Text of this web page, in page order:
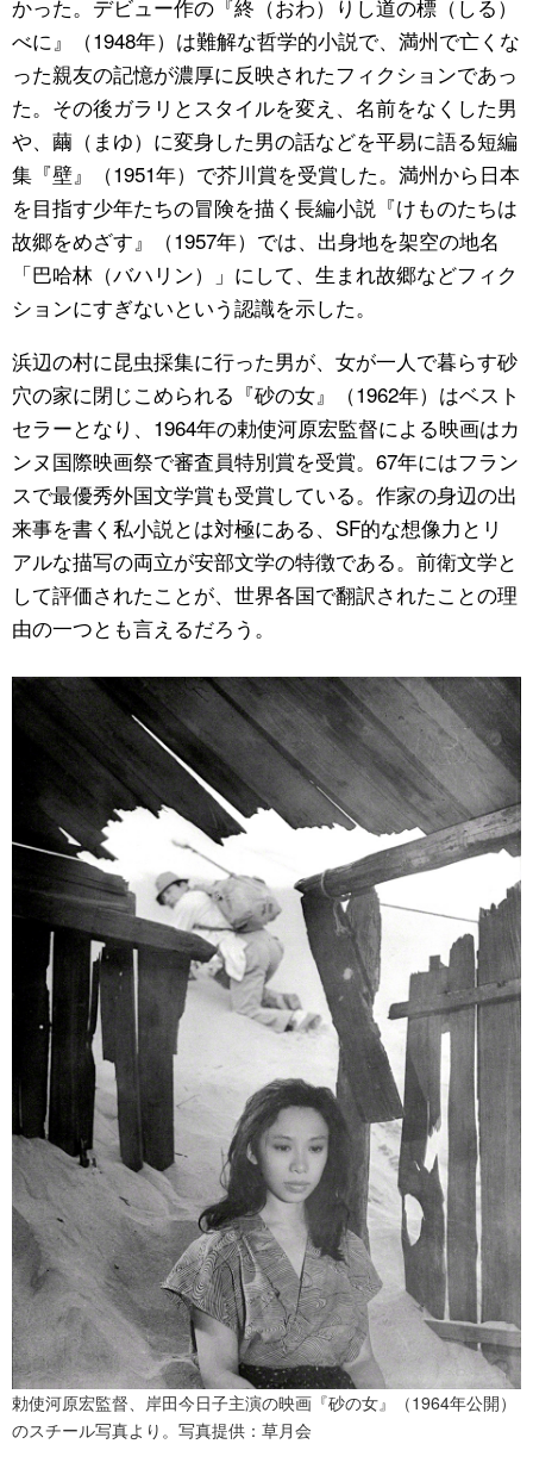
かった。デビュー作の『終（おわ）りし道の標（しる）
べに』（1948年）は難解な哲学的小説で、満州で亡くな
った親友の記憶が濃厚に反映されたフィクションであっ
た。その後ガラリとスタイルを変え、名前をなくした男
や、繭（まゆ）に変身した男の話などを平易に語る短編
集『壁』（1951年）で芥川賞を受賞した。満州から日本
を目指す少年たちの冒険を描く長編小説『けものたちは
故郷をめざす』（1957年）では、出身地を架空の地名
「巴哈林（バハリン）」にして、生まれ故郷などフィク
ションにすぎないという認識を示した。
浜辺の村に昆虫採集に行った男が、女が一人で暮らす砂
穴の家に閉じこめられる『砂の女』（1962年）はベスト
セラーとなり、1964年の勅使河原宏監督による映画はカ
ンヌ国際映画祭で審査員特別賞を受賞。67年にはフラン
スで最優秀外国文学賞も受賞している。作家の身辺の出
来事を書く私小説とは対極にある、SF的な想像力とリ
アルな描写の両立が安部文学の特徴である。前衛文学と
して評価されたことが、世界各国で翻訳されたことの理
由の一つとも言えるだろう。
勅使河原宏監督、岸田今日子主演の映画『砂の女』（1964年公開）
のスチール写真より。写真提供：草月会